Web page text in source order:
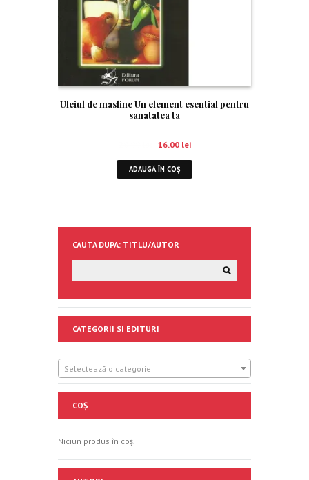
Uleiul de masline Un element esential pentru
sanatatea ta
16.00 lei
ADAUGĂ ÎN COȘ
CAUTA DUPA: TITLU/AUTOR
CATEGORII SI EDITURI
Selectează o categorie
COȘ
Niciun produs în coș.